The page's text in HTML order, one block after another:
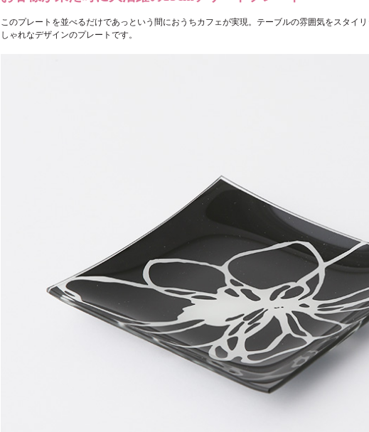
このプレートを並べるだけであっという間におうちカフェが実現。テーブルの雰囲気をスタイ
しゃれなデザインのプレートです。